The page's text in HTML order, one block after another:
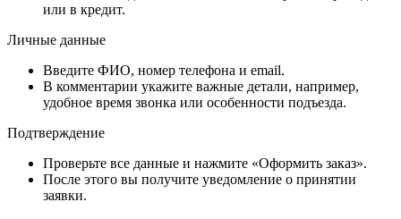
или в кредит.
Личные данные
Введите ФИО, номер телефона и email.
В комментарии укажите важные детали, например,
удобное время звонка или особенности подъезда.
Подтверждение
Проверьте все данные и нажмите «Оформить заказ».
После этого вы получите уведомление о принятии
заявки.